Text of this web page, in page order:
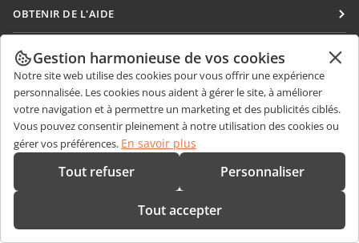
Applications de bureau
Applications mobiles
Pour les influenceurs
OBTENIR DE L'AIDE
Forum
Cours de formation
Webinaires
Livres blancs
Demande de support
Demande de démo
CONTACTEZ-NOUS
Questions de ventessales@onlyoffice.com
Demande de partenariatpartners@onlyoffice.com
Demande de pressepress@onlyoffice.com
Demande d'appel
onlyoffice.com
© Ascensio System SIA 2026. Tous droits réservés
Gestion harmonieuse de vos cookies
Notre site web utilise des cookies pour vous offrir une expérience
personnalisée. Les cookies nous aident à gérer le site, à améliorer
votre navigation et à permettre un marketing et des publicités ciblés.
Vous pouvez consentir pleinement à notre utilisation des cookies ou
gérer vos préférences. En savoir plus
Tout refuser Personnaliser
Tout accepter